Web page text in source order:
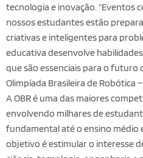
tecnologia e inovação. “Eventos
nossos estudantes estão
criativas e inteligentes para
educativa desenvolve
que são essenciais para o futuro
Olimpíada Brasileira de Robótica –
A OBR é uma das maiores
envolvendo milhares de
fundamental até o ensino médio
objetivo é estimular o interesse